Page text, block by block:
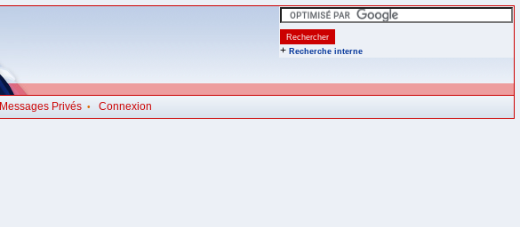
+ Recherche interne
Messages Privés• Connexion